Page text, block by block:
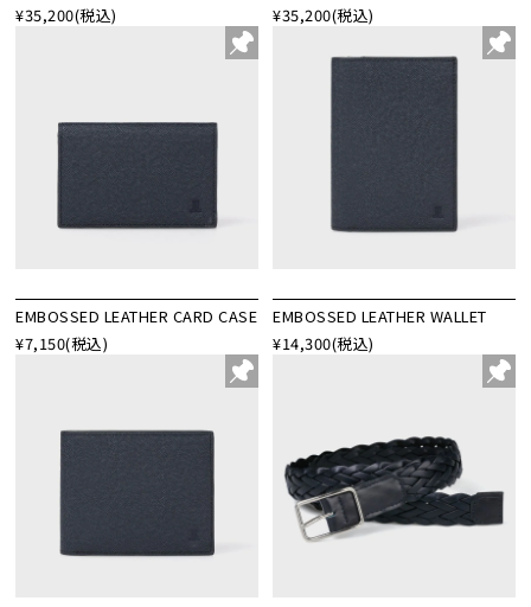
¥35,200(税込)
¥35,200(税込)
EMBOSSED LEATHER CARD CASE
¥7,150(税込)
EMBOSSED LEATHER WALLET
¥14,300(税込)